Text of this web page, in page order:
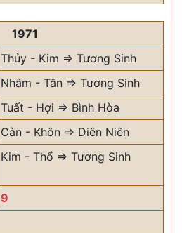
1971
Thủy - Kim => Tương Sinh
Nhâm - Tân => Tương Sinh
Tuất - Hợi => Bình Hòa
Càn - Khôn => Diên Niên
Kim - Thổ => Tương Sinh
9